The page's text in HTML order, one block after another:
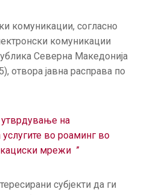
комуникации, согласно
комуникации
Северна Македонија
отвора јавна расправа по
на
во роаминг во
мрежи ”
субјекти да ги